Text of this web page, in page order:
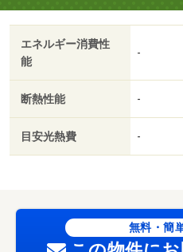
エネルギー消費性
能
-
断熱性能 -
目安光熱費 -
無料・簡